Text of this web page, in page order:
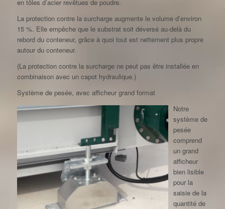
en tôles d’acier revêtues de poudre.
La protection contre la surcharge augmente le volume d’environ
15 %. Elle empêche que le substrat soit déversé au-delà du
rebord du conteneur, grâce à quoi tout est nettement plus propre
autour du conteneur.
(La protection contre la surcharge ne peut pas être installée en
combinaison avec un capot hydraulique.)
Système de pesée, avec afficheur grand format
Notre
système de
pesée
comprend
un grand
afficheur
bien lisible
pour la
saisie de la
quantité de